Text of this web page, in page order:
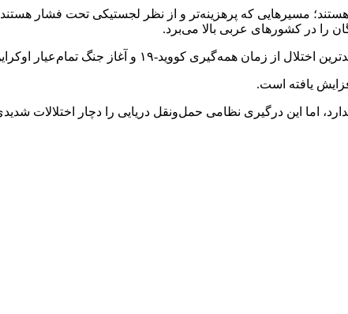
مسیرهایی که پرهزینه‌تر و از نظر لجستیکی تحت فشار
را در کشورهای عربی بالا می‌برد.
یافته است.
اما این درگیری نظامی حمل‌ونقل دریایی را دچار اختلالات